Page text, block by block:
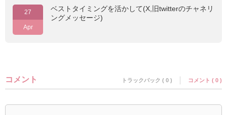
27
Apr
ベストタイミングを活かして(X,旧twitterのチャネリ
ングメッセージ)
コメント トラックバック ( 0 ) コメント ( 0 )